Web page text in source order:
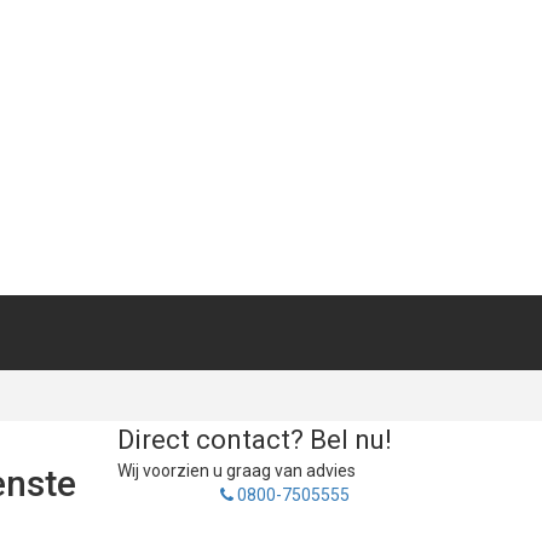
Direct contact? Bel nu!
Wij voorzien u graag van advies
0800-7505555